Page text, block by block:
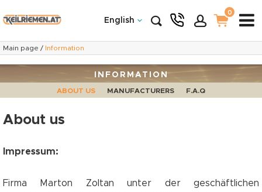
English
0
Main page / Information
INFORMATION
ABOUT US MANUFACTURERS F.A.Q
About us
Impressum:
Firma Marton Zoltan unter der geschäftlichen